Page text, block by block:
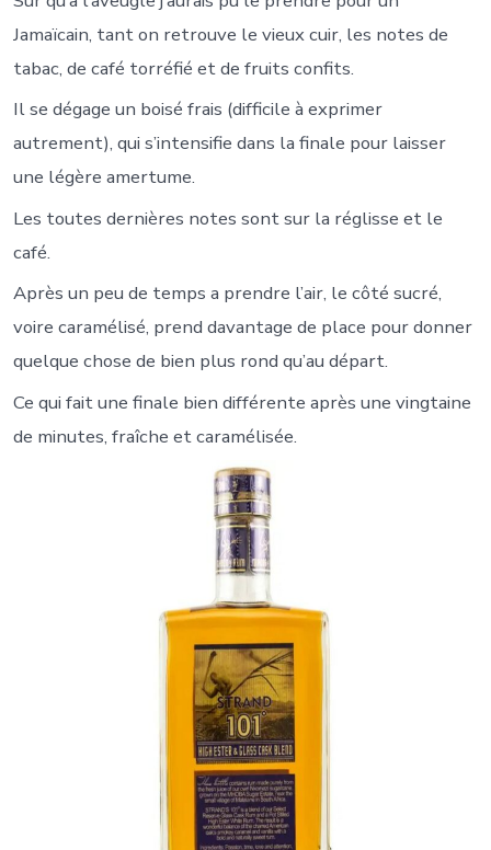
Jamaïcain, tant on retrouve le vieux cuir, les notes de
tabac, de café torréfié et de fruits confits.
Il se dégage un boisé frais (difficile à exprimer
autrement), qui s’intensifie dans la finale pour laisser
une légère amertume.
Les toutes dernières notes sont sur la réglisse et le
café.
Après un peu de temps a prendre l’air, le côté sucré,
voire caramélisé, prend davantage de place pour donner
quelque chose de bien plus rond qu’au départ.
Ce qui fait une finale bien différente après une vingtaine
de minutes, fraîche et caramélisée.